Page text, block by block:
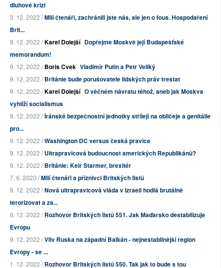
dluhové krizi
3. 12. 2022 /Milí čtenáři, zachránili jste nás, ale jen o fous. Hospodaření
Brit...
9. 12. 2022 /Karel Dolejší Dopřejme Moskvě její Budapešťské
memorandum!
9. 12. 2022 /Boris Cvek Vladimír Putin a Petr Veliký
9. 12. 2022 /Británie bude porušovatele lidských práv trestat
9. 12. 2022 /Karel Dolejší O věčném návratu téhož, aneb jak Moskva
vyhlíží socialismus
9. 12. 2022 /Íránské bezpečnostní jednotky střílejí na obličeje a genitálie
pro...
9. 12. 2022 /Washington DC versus česká pravice
9. 12. 2022 /Ultrapravicová budoucnost amerických Republikánů?
9. 12. 2022 /Británie: Keir Starmer, brexitér
7. 6. 2020 /Milí čtenáři a příznivci Britských listů
9. 12. 2022 /Nová ultrapravicová vláda v Izraeli hodlá brutálně
terorizovat a za...
6. 12. 2022 /Rozhovor Britských listů 551. Jak Maďarsko destabilizuje
Evropu
9. 12. 2022 /Vliv Ruska na západní Balkán - nejnestabilnější region
Evropy - se ...
1. 12. 2022 /Rozhovor Britských listů 550. Tak jak to bude s tou